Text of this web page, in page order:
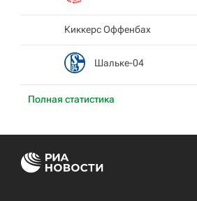
Полная статистика
Киккерс Оффенбах
Шальке-04